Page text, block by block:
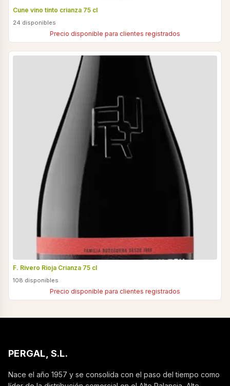
Cune vino tinto crianza 75 cl
24 disponibles
Precio disponible para clientes registrados
F. Rivero Rioja Crianza 75 cl
108 disponibles
Precio disponible para clientes registrados
PERGAL, S.L.
Nace el año 1957 y se consolida con el paso del tiempo como